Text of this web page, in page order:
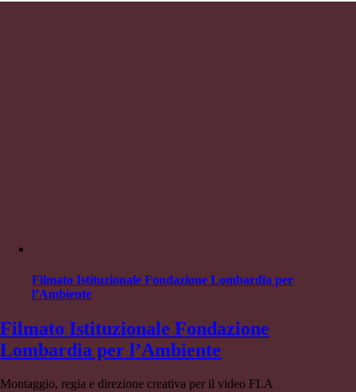
Filmato Istituzionale Fondazione Lombardia per
l’Ambiente
Filmato Istituzionale Fondazione
Lombardia per l’Ambiente
Montaggio, regia e direzione creativa per il video FLA